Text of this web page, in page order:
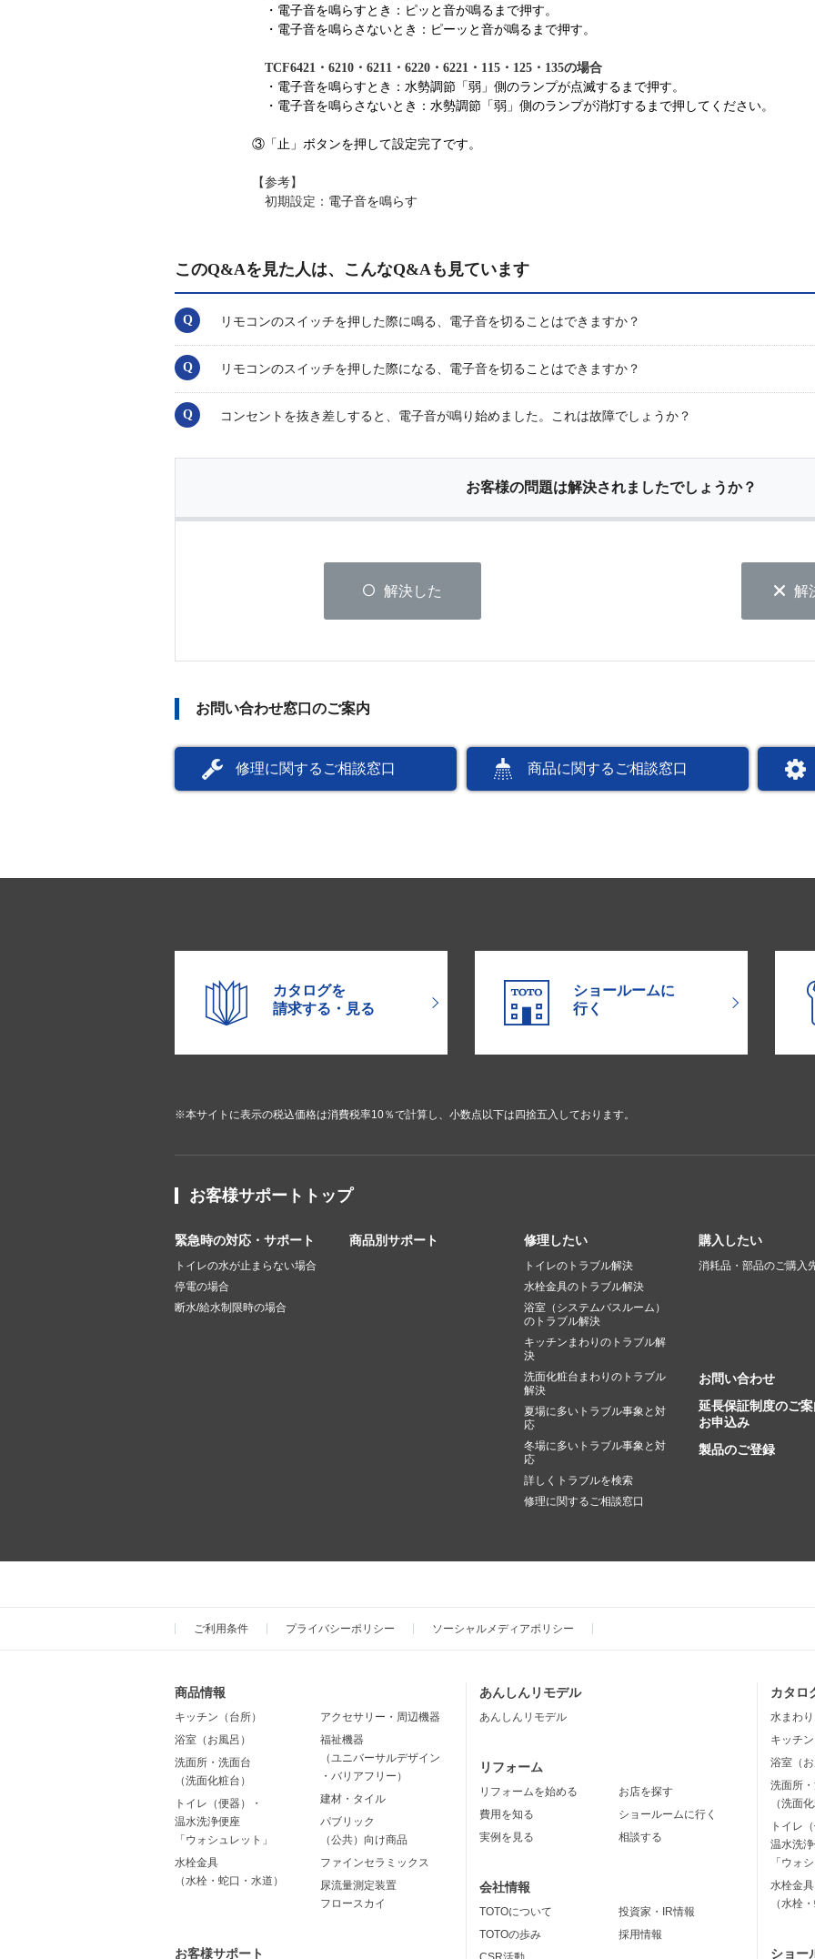
・電子音を鳴らすとき：ピッと音が鳴るまで押す。
・電子音を鳴らさないとき：ピーッと音が鳴るまで押す。
TCF6421・6210・6211・6220・6221・115・125・135の場合
・電子音を鳴らすとき：水勢調節「弱」側のランプが点滅するまで押す。
・電子音を鳴らさないとき：水勢調節「弱」側のランプが消灯するまで押してください。
③「止」ボタンを押して設定完了です。
【参考】
初期設定： 電子音を鳴らす
このQ&Aを見た人は、こんなQ&Aも見ています
リモコンのスイッチを押した際に鳴る、電子音を切ることはできますか？
リモコンのスイッチを押した際になる、電子音を切ることはできますか？
コンセントを抜き差しすると、電子音が鳴り始めました。これは故障でしょうか？
お客様の問題は解決されましたでしょうか？
解決した 解
お問い合わせ窓口のご案内
修理に関するご相談窓口 商品に関するご相談窓口
カタログを
請求する・見る
ショールームに
行く
※本サイトに表示の税込価格は消費税率10％で計算し、小数点以下は四捨五入しております。
お客様サポートトップ
緊急時の対応・サポート
トイレの水が止まらない場合
停電の場合
断水/給水制限時の場合
商品別サポート 修理したい
トイレのトラブル解決
水栓金具のトラブル解決
浴室（システムバスルーム）
のトラブル解決
キッチンまわりのトラブル解
決
洗面化粧台まわりのトラブル
解決
夏場に多いトラブル事象と対
応
冬場に多いトラブル事象と対
応
詳しくトラブルを検索
修理に関するご相談窓口
購入したい
消耗品・部品のご購入
お問い合わせ
延長保証制度のご
お申込み
製品のご登録
ご利用条件 プライバシーポリシー ソーシャルメディアポリシー
商品情報
キッチン（台所）
浴室（お風呂）
洗面所・洗面台
（洗面化粧台）
トイレ（便器）・
温水洗浄便座
「ウォシュレット」
水栓金具
（水栓・蛇口・水道）
アクセサリー・周辺機器
福祉機器
（ユニバーサルデザイン
・バリアフリー）
建材・タイル
パブリック
（公共）向け商品
ファインセラミックス
尿流量測定装置
フロースカイ
お客様サポート
あんしんリモデル
あんしんリモデル
リフォーム
リフォームを始める
費用を知る
実例を見る
お店を探す
ショールームに行く
相談する
会社情報
TOTOについて
TOTOの歩み
投資家・IR情報
採用情報
カタロ
水まわ
キッチ
浴室（
洗面所
（洗面
トイレ
温水洗
「ウォ
水栓金具
（水栓
ショー